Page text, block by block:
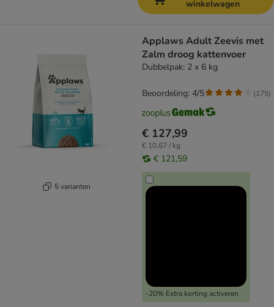
winkelwagen
5 varianten
Applaws Adult Zeevis met
Zalm droog kattenvoer
Dubbelpak: 2 x 6 kg
€ 127,99
€ 10,67 / kg
€ 121,59
-20% Extra korting activeren
Beoordeling: 4/5 (175)